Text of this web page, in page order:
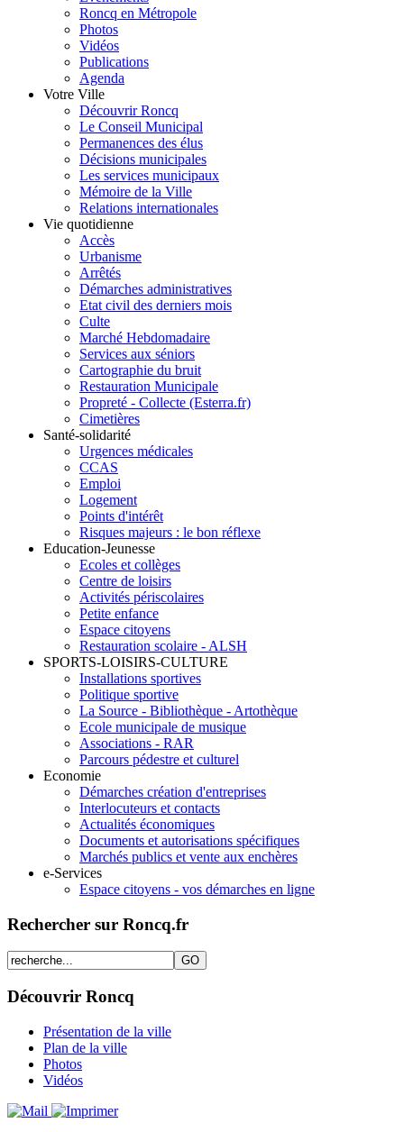
Roncq en Métropole
Photos
Vidéos
Publications
Agenda
Votre Ville
Découvrir Roncq
Le Conseil Municipal
Permanences des élus
Décisions municipales
Les services municipaux
Mémoire de la Ville
Relations internationales
Vie quotidienne
Accès
Urbanisme
Arrêtés
Démarches administratives
Etat civil des derniers mois
Culte
Marché Hebdomadaire
Services aux séniors
Cartographie du bruit
Restauration Municipale
Propreté - Collecte (Esterra.fr)
Cimetières
Santé-solidarité
Urgences médicales
CCAS
Emploi
Logement
Points d'intérêt
Risques majeurs : le bon réflexe
Education-Jeunesse
Ecoles et collèges
Centre de loisirs
Activités périscolaires
Petite enfance
Espace citoyens
Restauration scolaire - ALSH
SPORTS-LOISIRS-CULTURE
Installations sportives
Politique sportive
La Source - Bibliothèque - Artothèque
Ecole municipale de musique
Associations - RAR
Parcours pédestre et culturel
Economie
Démarches création d'entreprises
Interlocuteurs et contacts
Actualités économiques
Documents et autorisations spécifiques
Marchés publics et vente aux enchères
e-Services
Espace citoyens - vos démarches en ligne
Rechercher sur Roncq.fr
Découvrir Roncq
Présentation de la ville
Plan de la ville
Photos
Vidéos